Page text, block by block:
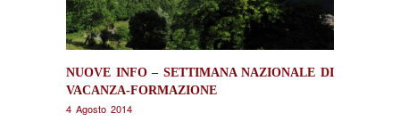
NUOVE INFO – SETTIMANA NAZIONALE DI
VACANZA-FORMAZIONE
4 Agosto 2014